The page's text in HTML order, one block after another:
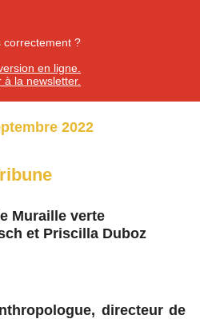
correctement ?
en ligne.
à la newsletter.
2022
Muraille verte
et Priscilla Duboz
directeur de